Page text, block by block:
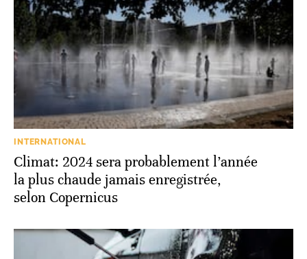
INTERNATIONAL
Climat: 2024 sera probablement l’année
la plus chaude jamais enregistrée,
selon Copernicus